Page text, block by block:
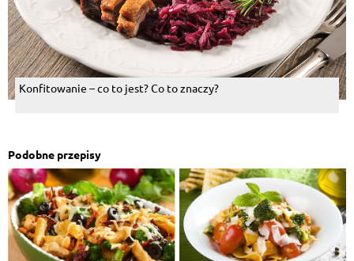
Konfitowanie – co to jest? Co to znaczy?
Podobne przepisy